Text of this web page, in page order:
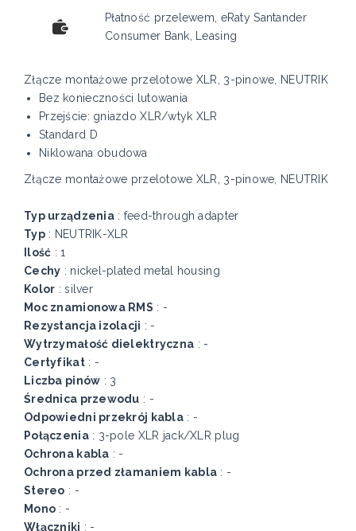
Płatność przelewem, eRaty Santander
Consumer Bank, Leasing
Złącze montażowe przelotowe XLR, 3-pinowe, NEUTRIK
Bez konieczności lutowania
Przejście: gniazdo XLR/wtyk XLR
Standard D
Niklowana obudowa
Złącze montażowe przelotowe XLR, 3-pinowe, NEUTRIK
Typ urządzenia: feed-through adapter
Typ: NEUTRIK-XLR
Ilość : 1
Cechy : nickel-plated metal housing
Kolor : silver
Moc znamionowa RMS : -
Rezystancja izolacji : -
Wytrzymałość dielektryczna : -
Certyfikat: -
Liczba pinów : 3
Średnica przewodu : -
Odpowiedni przekrój kabla : -
Połączenia: 3-pole XLR jack/XLR plug
Ochrona kabla : -
Ochrona przed złamaniem kabla : -
Stereo : -
Mono : -
Włączniki : -